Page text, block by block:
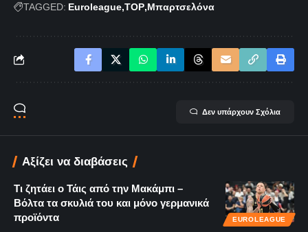
TAGGED: Euroleague TOP Μπαρτσελόνα
Δεν υπάρχουν Σχόλια
Αξίζει να διαβάσεις
EUROLEAGUE
Τι ζητάει ο Τάις από την Μακάμπι –
Βόλτα τα σκυλιά του και μόνο γερμανικά
προϊόντα